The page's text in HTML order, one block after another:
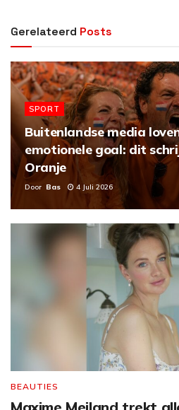
Gerelateerd Posts
SPORT
Buitenlandse media
emotionele goal: dit
Oranje
Door Bas 4 Juli 2026
BEAUTIES